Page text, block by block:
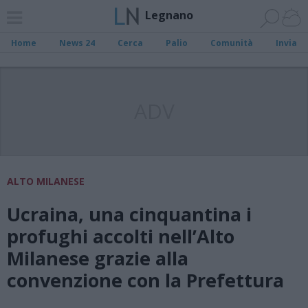
Legnano
Home News 24 Cerca Palio Comunità Invia
ALTO MILANESE
Ucraina, una cinquantina i
profughi accolti nell’Alto
Milanese grazie alla
convenzione con la Prefettura